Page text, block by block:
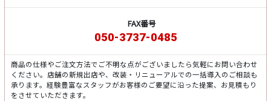
FAX番号
050-3737-0485
商品の仕様やご注文方法でご不明な点がございましたら気軽にお問い合わせ
ください。店舗の新規出店や、改装・リニューアルでの一括導入のご相談も
承ります。経験豊富なスタッフがお客様のご要望に沿った提案、お見積もり
をさせていただきます。